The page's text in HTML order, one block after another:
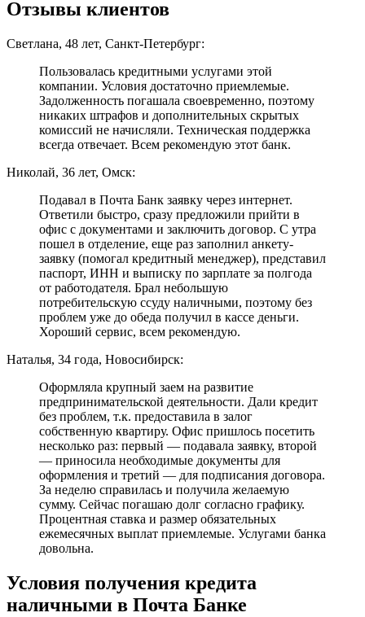
Отзывы клиентов
Светлана, 48 лет, Санкт-Петербург:
Пользовалась кредитными услугами этой
компании. Условия достаточно приемлемые.
Задолженность погашала своевременно, поэтому
никаких штрафов и дополнительных скрытых
комиссий не начисляли. Техническая поддержка
всегда отвечает. Всем рекомендую этот банк.
Николай, 36 лет, Омск:
Подавал в Почта Банк заявку через интернет.
Ответили быстро, сразу предложили прийти в
офис с документами и заключить договор. С утра
пошел в отделение, еще раз заполнил анкету-
заявку (помогал кредитный менеджер), представил
паспорт, ИНН и выписку по зарплате за полгода
от работодателя. Брал небольшую
потребительскую ссуду наличными, поэтому без
проблем уже до обеда получил в кассе деньги.
Хороший сервис, всем рекомендую.
Наталья, 34 года, Новосибирск:
Оформляла крупный заем на развитие
предпринимательской деятельности. Дали кредит
без проблем, т.к. предоставила в залог
собственную квартиру. Офис пришлось посетить
несколько раз: первый — подавала заявку, второй
— приносила необходимые документы для
оформления и третий — для подписания договора.
За неделю справилась и получила желаемую
сумму. Сейчас погашаю долг согласно графику.
Процентная ставка и размер обязательных
ежемесячных выплат приемлемые. Услугами банка
довольна.
Условия получения кредита
наличными в Почта Банке